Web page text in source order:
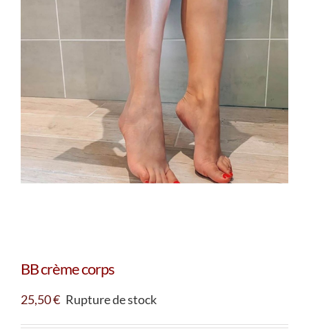
BB crème corps
25,50€ Rupture de stock